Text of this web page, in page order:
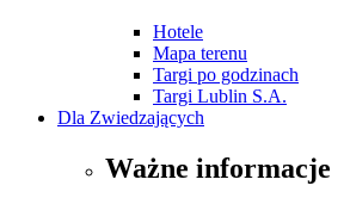
Hotele
Mapa terenu
Targi po godzinach
Targi Lublin S.A.
Dla Zwiedzających
Ważne informacje